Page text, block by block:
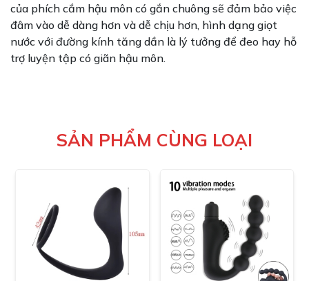
của phích cắm hậu môn có gắn chuông sẽ đảm bảo việc
đâm vào dễ dàng hơn và dễ chịu hơn, hình dạng giọt
nước với đường kính tăng dần là lý tưởng để đeo hay hỗ
trợ luyện tập có giãn hậu môn.
SẢN PHẨM CÙNG LOẠI